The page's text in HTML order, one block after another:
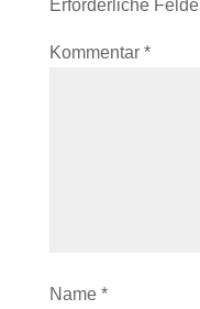
Erforderliche
Kommentar *
Name *